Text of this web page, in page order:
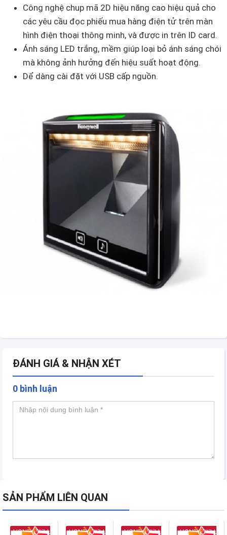
Công nghệ chup mã 2D hiệu năng cao hiệu quả cho
các yêu cầu đọc phiếu mua hàng điện tử trên màn
hình điện thoại thông minh, và được in trên ID card.
Ánh sáng LED trắng, mềm giúp loại bỏ ánh sáng chói
mà không ảnh hưởng đến hiệu suất hoạt động.
Dể dàng cài đặt với USB cấp nguồn.
ĐÁNH GIÁ & NHẬN XÉT
0 bình luận
SẢN PHẨM LIÊN QUAN
HONEYWELL HONEYWELL HONEYWELL HONEYWELL